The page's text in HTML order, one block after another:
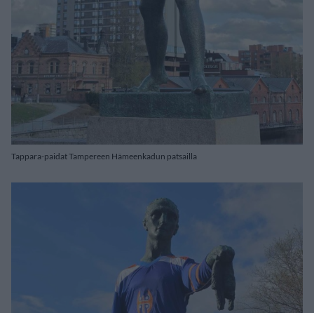
Tappara-paidat Tampereen Hämeenkadun patsailla